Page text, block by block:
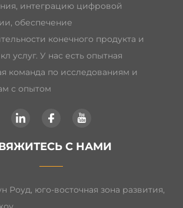
интеграцию цифровой
обеспечение
конечного продукта и
услуг. У нас есть опытная
команда по исследованиям и
с опытом
С НАМИ
Роуд, юго-восточная зона развития,